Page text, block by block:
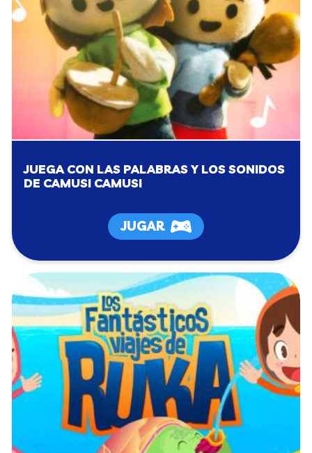
JUEGA CON LAS PALABRAS Y LOS SONIDOS
DE CAMUSI CAMUSI
JUGAR